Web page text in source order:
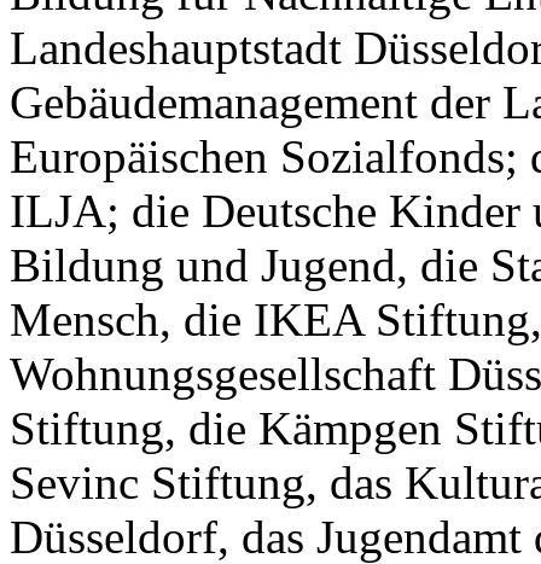
Landeshauptstadt
Gebäudemanagement der
Europäischen
ILJA; die Deutsche
Bildung und Jugend, die
Mensch, die IKEA
Wohnungsgesellschaft
Stiftung, die Kämpgen
Sevinc Stiftung, das
Düsseldorf, das